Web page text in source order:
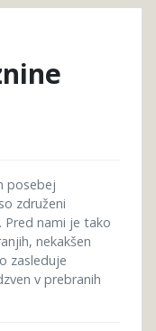
posebej
združeni
Pred nami je tako
nekakšen
zasleduje
v prebranih